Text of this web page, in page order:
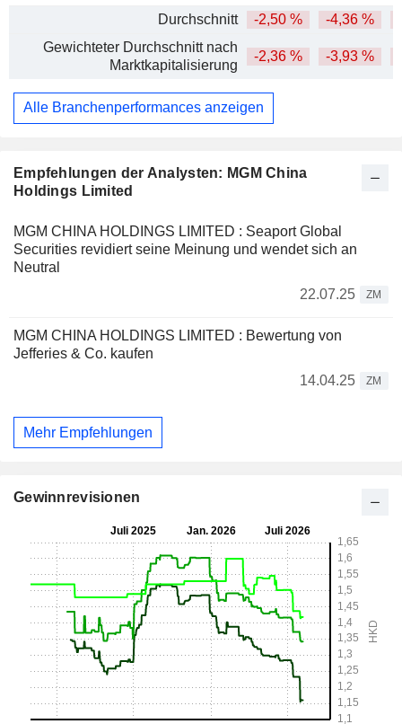
Empfehlungen der Analysten: MGM China
Holdings Limited
MGM CHINA HOLDINGS LIMITED : Seaport Global
Securities revidiert seine Meinung und wendet sich an
Neutral
22.07.25
ZM
MGM CHINA HOLDINGS LIMITED : Bewertung von
Jefferies & Co. kaufen
14.04.25
ZM
Mehr Empfehlungen
Durchschnitt
-2,50 % -4,36 %
Gewichteter Durchschnitt nach
Marktkapitalisierung
-2,36 % -3,93 %
Alle Branchenperformances anzeigen
Gewinnrevisionen